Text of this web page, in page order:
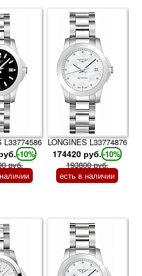
L33774586
-10%
руб.
LONGINES L33774876
174420 руб.-10%
193800 руб.
есть в наличии